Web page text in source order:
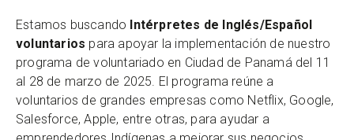
Estamos buscando Intérpretes de Inglés/Español
voluntarios para apoyar la implementación de nuestro
programa de voluntariado en Ciudad de Panamá del 11
al 28 de marzo de 2025. El programa reúne a
voluntarios de grandes empresas como Netflix, Google,
Salesforce, Apple, entre otras, para ayudar a